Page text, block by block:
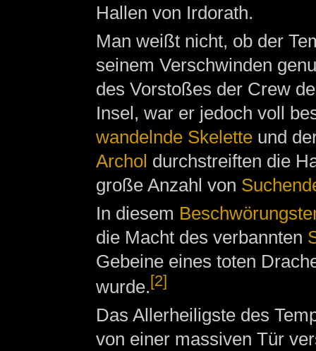
Hallen von Irdorath.
Man weißt nicht, ob der
seinem Verschwinden
des Vorstoßes der Crew
Insel, war er jedoch voll
wandelnde Skeletteund
Archol durchstreiften die
große Anzahl von
In diesem
die Macht des verbannten
Gebeine eines toten
wurde. [2]
Das Allerheiligste des
von einer massiven Tür